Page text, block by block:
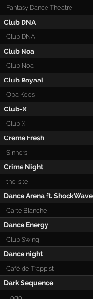
Fantasy Dance Theatre
Club DNA
Club DNA
Club Noa
Club Noa
Club Royaal
Opa Kees
Club-X
Club X
Creme Fresh
Sinners
Crime Night
the-site
Dance Arena ft. ShockWave
Carte Blanche
Dance Energy
Club Swing
Dance night
Café de Trappist
Dark Sequence
Logo